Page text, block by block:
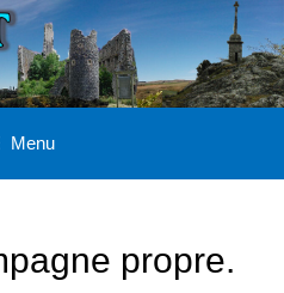
Menu
propre.